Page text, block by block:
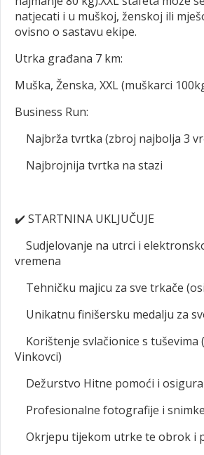
natjecati i u muškoj, ženskoj ili
ovisno o sastavu ekipe.
Utrka građana 7 km:
Muška, Ženska, XXL (muškarci
Business Run:
Najbrža tvrtka (zbroj najbolja 3
Najbrojnija tvrtka na stazi
✔️ STARTNINA UKLJUČUJE
Sudjelovanje na utrci i
vremena
Tehničku majicu za sve trkače
Unikatnu finišersku medalju za
Korištenje svlačionice s tuševima
Vinkovci)
Dežurstvo Hitne pomoći i
Profesionalne fotografije i snimke
Okrjepu tijekom utrke te obrok i